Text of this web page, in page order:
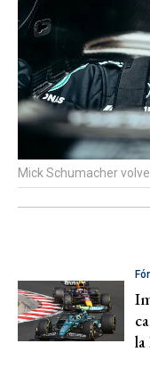
Mick Schumacher